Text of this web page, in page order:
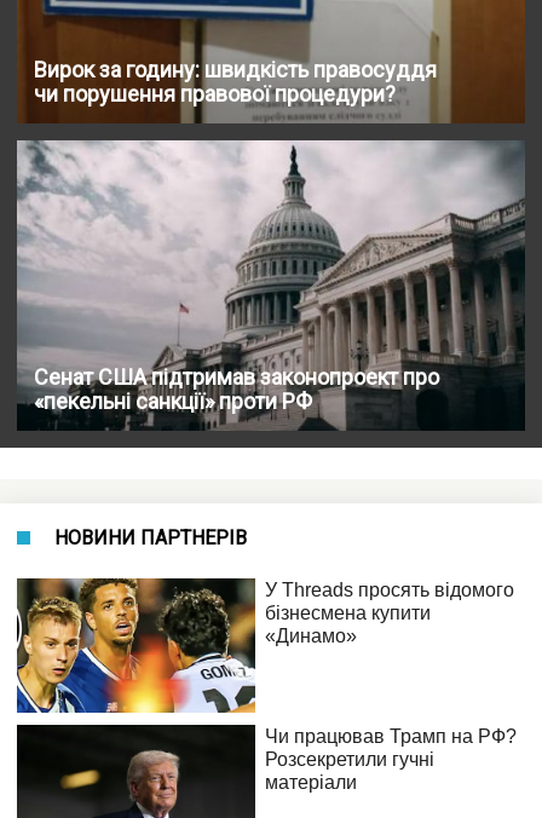
Вирок за годину: швидкість правосуддя
чи порушення правової процедури?
Сенат США підтримав законопроект про
«пекельні санкції» проти РФ
НОВИНИ ПАРТНЕРІВ